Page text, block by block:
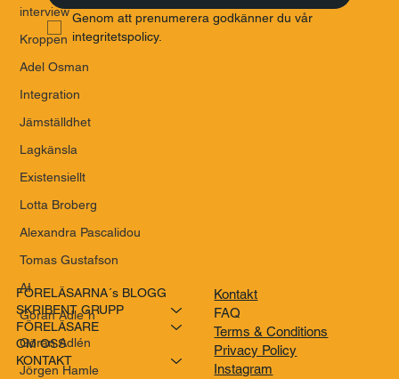
interview
Kroppen
Adel Osman
Integration
Jämställdhet
Lagkänsla
Existensiellt
Lotta Broberg
Alexandra Pascalidou
Tomas Gustafson
AI
Göran Adle´n
Göran Adlén
Jörgen Hamle
Genom att prenumerera godkänner du vår
integritetspolicy.
FÖRELÄSARNA´s BLOGG
SKRIBENT GRUPP
FÖRELÄSARE
OM OSS
KONTAKT
Kontakt
FAQ
Terms & Conditions
Privacy Policy
Instagram